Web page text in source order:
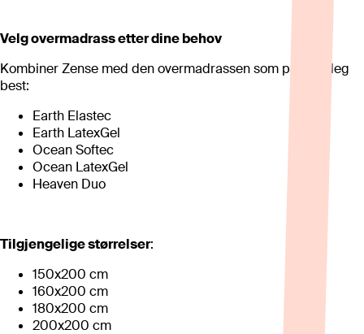
Velg overmadrass etter dine behov
Kombiner Zense med den overmadrassen som passer deg
best:
Earth Elastec
Earth LatexGel
Ocean Softec
Ocean LatexGel
Heaven Duo
Tilgjengelige størrelser:
150x200 cm
160x200 cm
180x200 cm
200x200 cm